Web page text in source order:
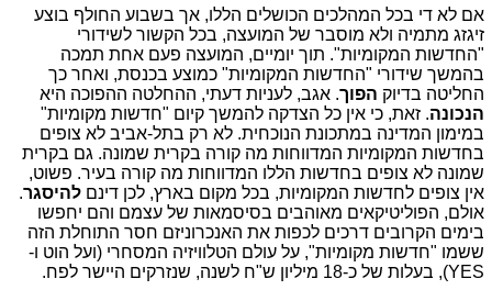
אם לא די בכל המהלכים הכושלים הללו, אך בשבוע החולף בוצע
זיגזג מתמיה ולא מוסבר של המועצה, בכל הקשור לשידורי
"החדשות המקומיות". תוך יומיים, המועצה פעם אחת תמכה
בהמשך שידורי "החדשות המקומיות" כמוצע בכנסת, ואחר כך
החליטה בדיוק הפוך. אגב, לעניות דעתי, ההחלטה ההפוכה היא
הנכונה. זאת, כי אין כל הצדקה להמשך קיום "חדשות מקומיות"
במימון המדינה במתכונת הנוכחית. לא רק בתל-אביב לא צופים
בחדשות המקומיות המדווחות מה קורה בקרית שמונה. גם בקרית
שמונה לא צופים בחדשות הללו המדווחות מה קורה בעיר. פשוט,
אין צופים לחדשות המקומיות, בכל מקום בארץ, לכן דינם להיסגר.
אולם, הפוליטיקאים מאוהבים בסיסמאות של עצמם והם יחפשו
בימים הקרובים דרכים לכפות את האנכרוניזם חסר התוחלת הזה
ששמו "חדשות מקומיות", על עולם הטלוויזיה המסחרי (ועל הוט ו-
YES), בעלות של כ-18 מיליון ש"ח לשנה, שנזרקים היישר לפח.